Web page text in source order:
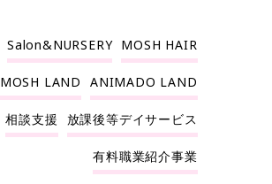
Salon&NURSERY MOSH HAIR
MOSH LAND ANIMADO LAND
相談支援 放課後等デイサービス
有料職業紹介事業